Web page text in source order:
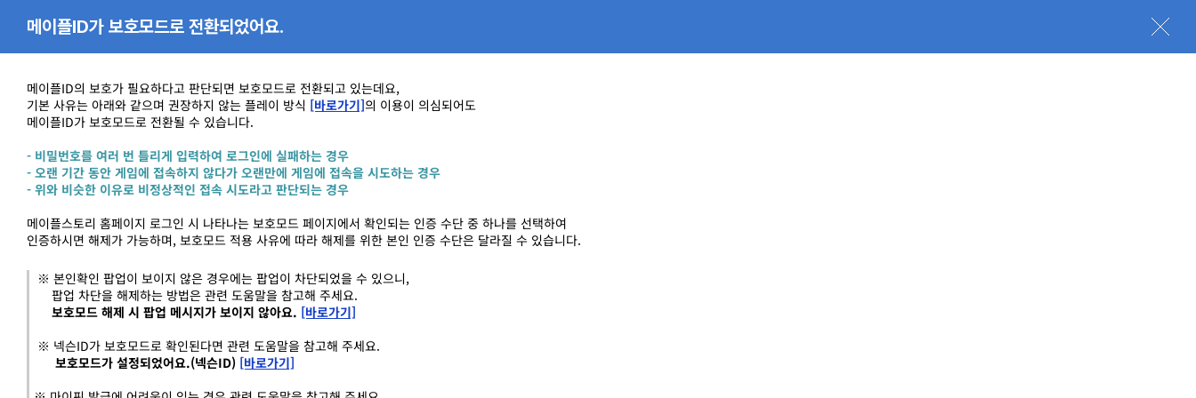
메이플ID가 보호모드로 전환되었어요.
메이플ID의 보호가 필요하다고 판단되면 보호모드로 전환되고 있는데요,
기본 사유는 아래와 같으며 권장하지 않는 플레이 방식 [바로가기]의 이용이 의심되어도
메이플ID가 보호모드로 전환될 수 있습니다.
- 비밀번호를 여러 번 틀리게 입력하여 로그인에 실패하는 경우
- 오랜 기간 동안 게임에 접속하지 않다가 오랜만에 게임에 접속을 시도하는 경우
- 위와 비슷한 이유로 비정상적인 접속 시도라고 판단되는 경우
메이플스토리 홈페이지 로그인 시 나타나는 보호모드 페이지에서 확인되는 인증 수단 중 하나를 선택하여
인증하시면 해제가 가능하며, 보호모드 적용 사유에 따라 해제를 위한 본인 인증 수단은 달라질 수 있습니다.
※ 본인확인 팝업이 보이지 않은 경우에는 팝업이 차단되었을 수 있으니,
팝업 차단을 해제하는 방법은 관련 도움말을 참고해 주세요.
보호모드 해제 시 팝업 메시지가 보이지 않아요. [바로가기]
※ 넥슨ID가 보호모드로 확인된다면 관련 도움말을 참고해 주세요.
보호모드가 설정되었어요.(넥슨ID) [바로가기]